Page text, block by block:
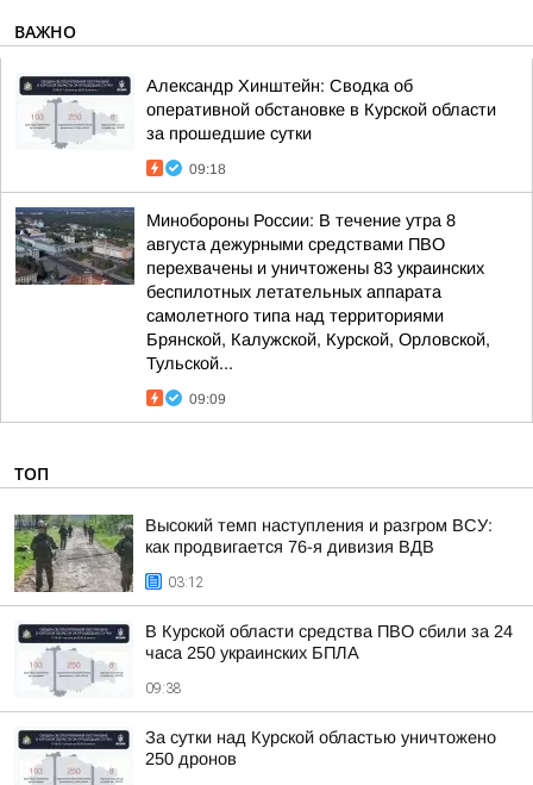
ВАЖНО
Александр Хинштейн: Сводка об
оперативной обстановке в Курской области
за прошедшие сутки
09:18
Минобороны России: В течение утра 8
августа дежурными средствами ПВО
перехвачены и уничтожены 83 украинских
беспилотных летательных аппарата
самолетного типа над территориями
Брянской, Калужской, Курской, Орловской,
Тульской...
09:09
ТОП
Высокий темп наступления и разгром ВСУ:
как продвигается 76-я дивизия ВДВ
03:12
В Курской области средства ПВО сбили за 24
часа 250 украинских БПЛА
09:38
За сутки над Курской областью уничтожено
250 дронов